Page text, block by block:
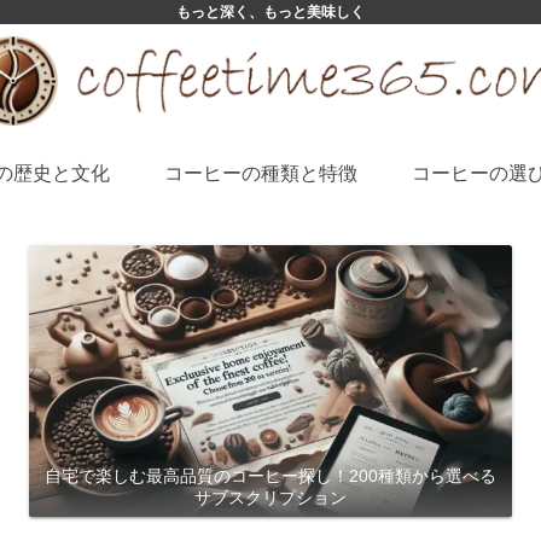
もっと深く、もっと美味しく
歴史と文化 コーヒーの種類と特徴 コーヒーの選
自宅で楽しむ最高品質のコーヒー探し！200種類から選べる
サブスクリプション